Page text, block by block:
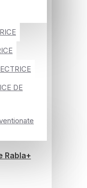
DE
Rabla+